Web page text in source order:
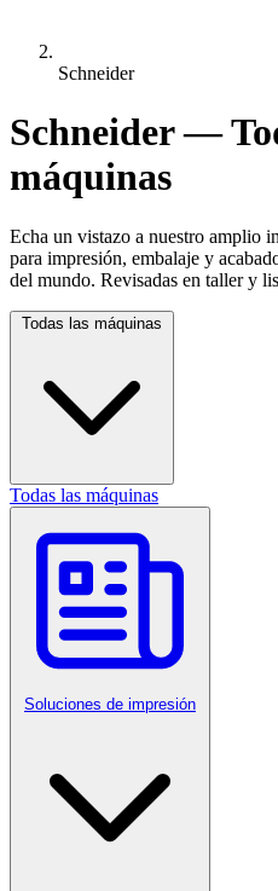
Schneider
Schneider —
máquinas
Echa un vistazo a nuestro amplio
para impresión, embalaje y
del mundo. Revisadas en taller y
Todas las máquinas
Todas las máquinas
Soluciones de impresión